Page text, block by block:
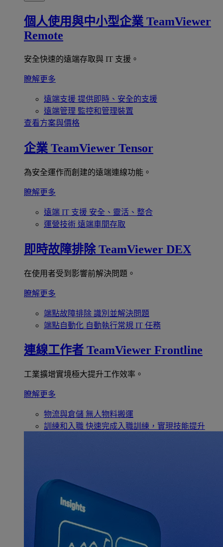
個人使用與中小型企業 TeamViewer
Remote
安全快速的遠端存取與 IT 支援。
瞭解更多
遠端支援 提供即時、安全的支援
遠端管理 監控和管理裝置
查看方案與價格
企業 TeamViewer Tensor
為安全運作而創建的遠端連線功能。
瞭解更多
遠端 IT 支援 安全、靈活、整合
運營技術 遠端車間存取
即時故障排除 TeamViewer DEX
在使用者受到影響前解決問題。
瞭解更多
端點故障排除 識別並解決問題
端點自動化 自動執行常規 IT 任務
連線工作者 TeamViewer Frontline
工業擴增實境極大提升工作效率。
瞭解更多
物流與倉儲 無人物料搬運
訓練和入職 快速完成入職訓練，實現技能提升